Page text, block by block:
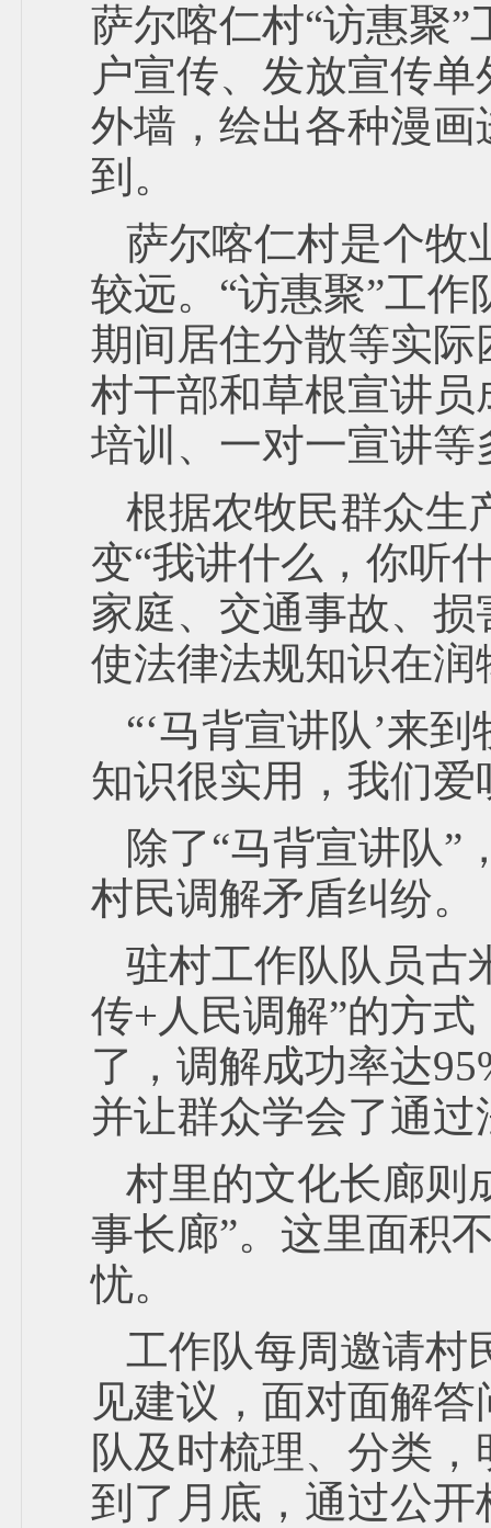
萨尔喀仁村“访惠聚
户宣传、发放宣传
外墙，绘出各种漫
到。
萨尔喀仁村是个牧
较远。“访惠聚”工
期间居住分散等实际
村干部和草根宣讲员
培训、一对一宣讲
根据农牧民群众生
变“我讲什么，你听
家庭、交通事故、
使法律法规知识在
“‘马背宣讲队’来
知识很实用，我们爱
除了“马背宣讲队”
村民调解矛盾纠纷。
驻村工作队队员古
传+人民调解”的方
了，调解成功率达
并让群众学会了通
村里的文化长廊则
事长廊”。这里面积
忧。
工作队每周邀请村
见建议，面对面解
队及时梳理、分类
到了月底，通过公